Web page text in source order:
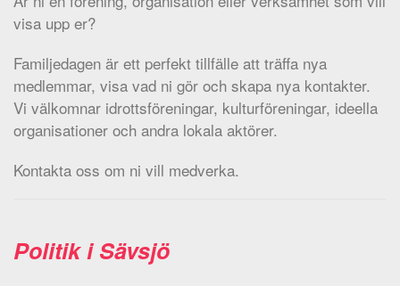
visa upp er?
Familjedagen är ett perfekt tillfälle att träffa nya
medlemmar, visa vad ni gör och skapa nya kontakter.
Vi välkomnar idrottsföreningar, kulturföreningar, ideella
organisationer och andra lokala aktörer.
Kontakta oss om ni vill medverka.
Politik i Sävsjö